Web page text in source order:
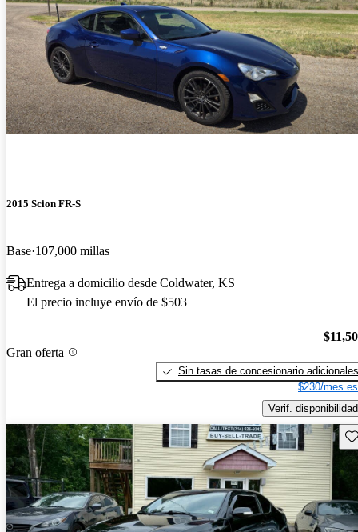
2015 Scion FR-S
Base 107,000 millas
Entrega a domicilio desde Coldwater, KS
El precio incluye envío de $503
Gran oferta
Sin tasas de concesionario adicionales
$230/mes
Verif. disponibilidad